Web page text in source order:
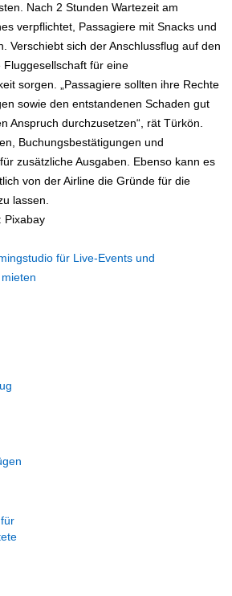
Nach 2 Stunden Wartezeit am
verpflichtet, Passagiere mit Snacks und
Verschiebt sich der Anschlussflug auf den
Fluggesellschaft für eine
sorgen. „Passagiere sollten ihre Rechte
sowie den entstandenen Schaden gut
Anspruch durchzusetzen“, rät Türkön.
Buchungsbestätigungen und
zusätzliche Ausgaben. Ebenso kann es
von der Airline die Gründe für die
lassen.
Pixabay
für Live-Events und